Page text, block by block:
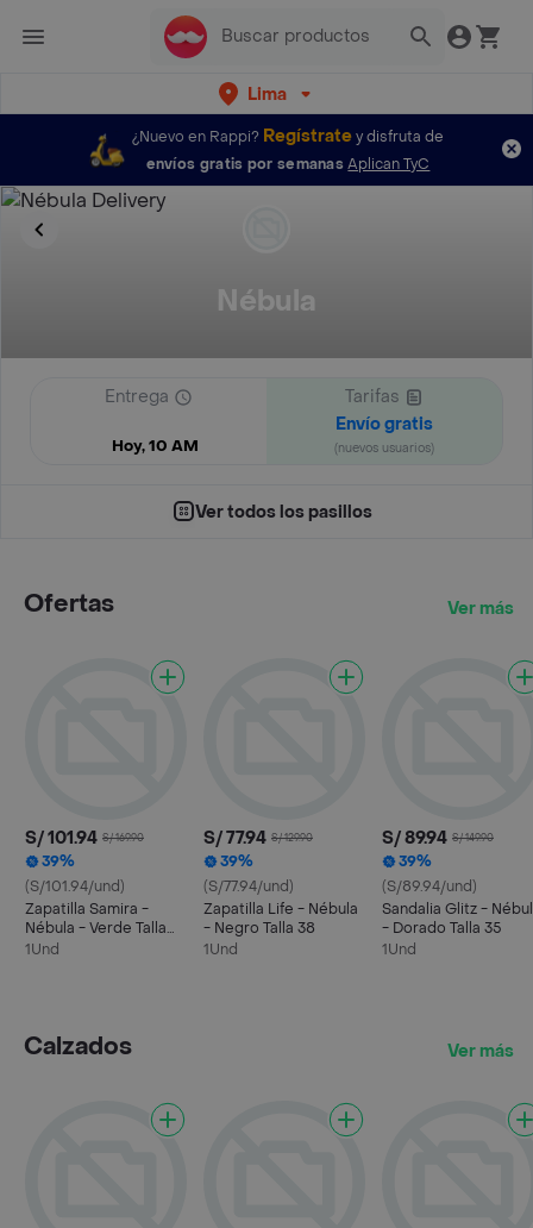
Lima
¿Nuevo en Rappi? Regístratey disfruta de
envíos gratis por semanas Aplican TyC
Nébula
Entrega
Hoy, 10 AM
Tarifas
Envío gratis
(nuevos usuarios)
Ver todos los pasillos
Ofertas Ver más
S/ 101.94 S/ 169.90
39%
(S/101.94/und)
Zapatilla Samira -
Nébula - Verde Talla
38
1Und
S/ 77.94 S/ 129.90
39%
(S/77.94/und)
Zapatilla Life - Nébula
- Negro Talla 38
1Und
S/ 89.94 S/ 149.90
39%
(S/89.94/und)
Sandalia Glitz -
- Dorado Talla 35
1Und
Calzados Ver más